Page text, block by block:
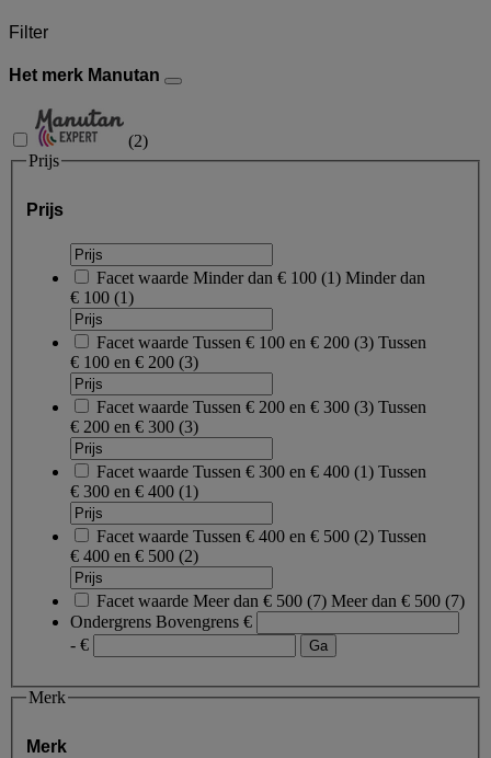
Filter
Het merk Manutan
(2)
Prijs
Prijs
Facet waarde Minder dan € 100 (1) Minder dan
€ 100 (1)
Facet waarde Tussen € 100 en € 200 (3) Tussen
€ 100 en € 200 (3)
Facet waarde Tussen € 200 en € 300 (3) Tussen
€ 200 en € 300 (3)
Facet waarde Tussen € 300 en € 400 (1) Tussen
€ 300 en € 400 (1)
Facet waarde Tussen € 400 en € 500 (2) Tussen
€ 400 en € 500 (2)
Facet waarde Meer dan € 500 (7) Meer dan € 500 (7)
Ondergrens Bovengrens €
- €
Merk
Merk